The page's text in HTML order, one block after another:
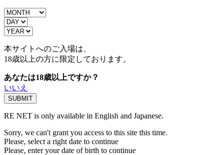
本サイトへのご入場は、
18歳以上の方に限定しております。
あなたは18歳以上ですか？
いいえ
RE NET is only available in English and Japanese.
Sorry, we can't grant you access to this site this time.
Please, select a right date to continue
Please, enter your date of birth to continue